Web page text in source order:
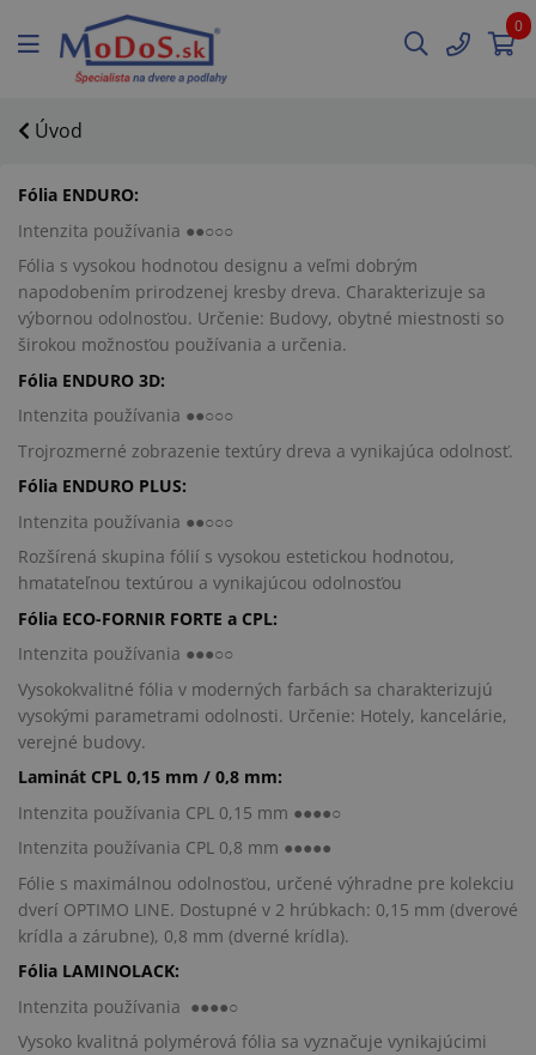
0
Úvod
Fólia ENDURO:
Intenzita používania ●●○○○
Fólia s vysokou hodnotou designu a veľmi dobrým
napodobením prirodzenej kresby dreva. Charakterizuje sa
výbornou odolnosťou. Určenie: Budovy, obytné miestnosti so
širokou možnosťou používania a určenia.
Fólia ENDURO 3D:
Intenzita používania ●●○○○
Trojrozmerné zobrazenie textúry dreva a vynikajúca odolnosť.
Fólia ENDURO PLUS:
Intenzita používania ●●○○○
Rozšírená skupina fólií s vysokou estetickou hodnotou,
hmatateľnou textúrou a vynikajúcou odolnosťou
Fólia ECO-FORNIR FORTE a CPL:
Intenzita používania ●●●○○
Vysokokvalitné fólia v moderných farbách sa charakterizujú
vysokými parametrami odolnosti. Určenie: Hotely, kancelárie,
verejné budovy.
Laminát CPL 0,15 mm / 0,8 mm:
Intenzita používania CPL 0,15 mm ●●●●○
Intenzita používania CPL 0,8 mm ●●●●●
Fólie s maximálnou odolnosťou, určené výhradne pre kolekciu
dverí OPTIMO LINE. Dostupné v 2 hrúbkach: 0,15 mm (dverové
krídla a zárubne), 0,8 mm (dverné krídla).
Fólia LAMINOLACK:
Intenzita používania ●●●●○
Vysoko kvalitná polymérová fólia sa vyznačuje vynikajúcimi